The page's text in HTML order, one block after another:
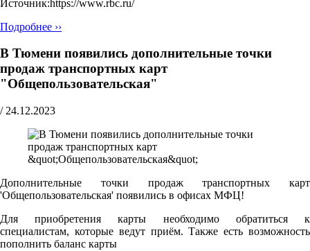
Источник:https://www.rbc.ru/
Подробнее ››
В Тюмени появились дополнительные точки
продаж транспортных карт
"Общепользовательская"
/ 24.12.2023
Дополнительные точки продаж транспортных карт
'Общепользовательская' появились в офисах МФЦ!
Для приобретения карты необходимо обратиться к
специалистам, которые ведут приём. Также есть возможность
пополнить баланс карты